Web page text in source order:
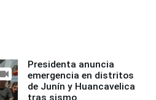
Presidenta anuncia
emergencia en distritos
de Junín y Huancavelica
tras sismo